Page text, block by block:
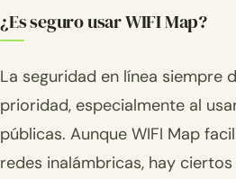
¿Es seguro usar WIFI Map?
La seguridad en línea siempre
prioridad, especialmente al
públicas. Aunque WIFI Map
redes inalámbricas, hay